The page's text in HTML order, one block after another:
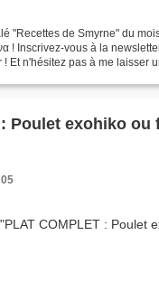
"Recettes de Smyrne" du
! Inscrivez-vous à la
Et n'hésitez pas à me laisser
: Poulet exohiko ou